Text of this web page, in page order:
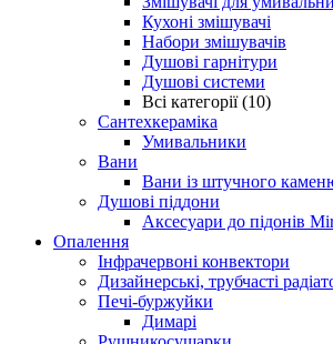
Кухоні змішувачі
Набори змішувачів
Душові гарнітури
Душові системи
Всі категорії (10)
Сантехкераміка
Умивальники
Вани
Вани із штучного
Душові піддони
Аксесуари до підонів
Опалення
Інфрачервоні конвектори
Дизайнерські, трубчасті
Печі-буржуйки
Димарі